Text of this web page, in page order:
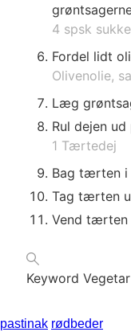
4 spsk
Fordel lidt
Olivenolie,
Læg
Rul dejen
1 Tærtedej
Bag tærten i
Tag tærten
Vend tærten
Keyword Vegetar
pastinak rødbeder